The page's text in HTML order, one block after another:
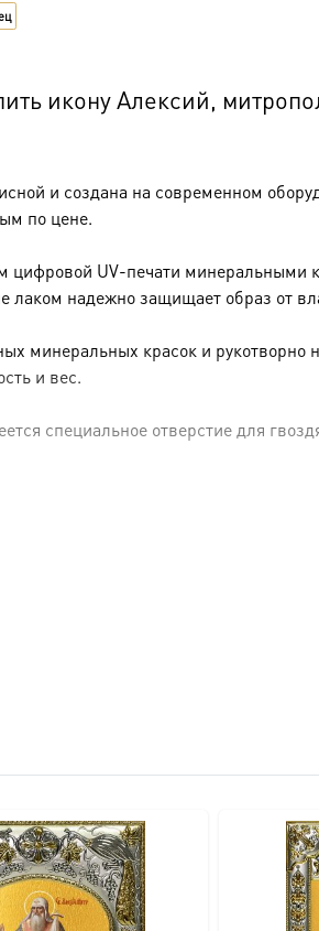
икону Алексий,
и создана на современном
по цене.
цифровой UV-печати минеральными
лаком надежно защищает образ от
красок и рукотворно
и вес.
специальное отверстие для